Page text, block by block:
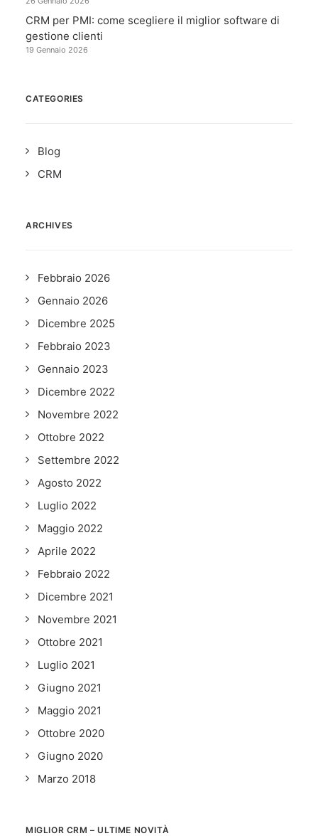
CRM per PMI: come scegliere il miglior software di
gestione clienti
19 Gennaio 2026
CATEGORIES
Blog
CRM
ARCHIVES
Febbraio 2026
Gennaio 2026
Dicembre 2025
Febbraio 2023
Gennaio 2023
Dicembre 2022
Novembre 2022
Ottobre 2022
Settembre 2022
Agosto 2022
Luglio 2022
Maggio 2022
Aprile 2022
Febbraio 2022
Dicembre 2021
Novembre 2021
Ottobre 2021
Luglio 2021
Giugno 2021
Maggio 2021
Ottobre 2020
Giugno 2020
Marzo 2018
MIGLIOR CRM – ULTIME NOVITÀ